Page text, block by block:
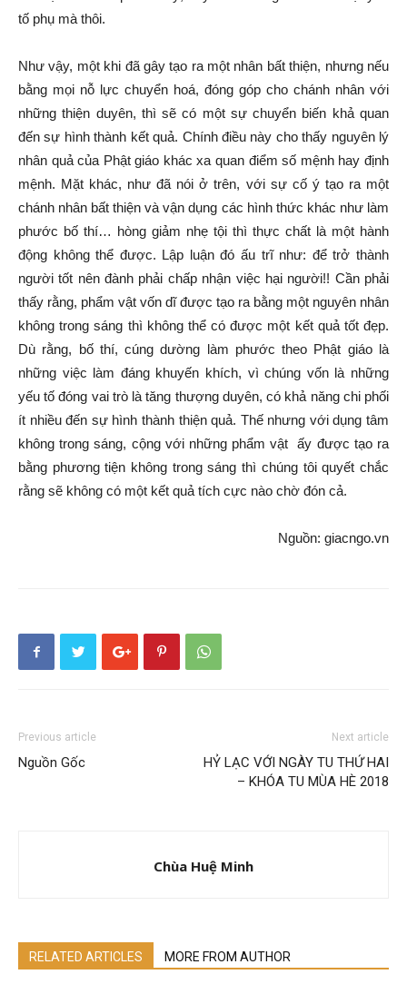
tố phụ mà thôi.
Như vậy, một khi đã gây tạo ra một nhân bất thiện, nhưng nếu
bằng mọi nỗ lực chuyển hoá, đóng góp cho chánh nhân với
những thiện duyên, thì sẽ có một sự chuyển biến khả quan
đến sự hình thành kết quả. Chính điều này cho thấy nguyên lý
nhân quả của Phật giáo khác xa quan điểm số mệnh hay định
mệnh. Mặt khác, như đã nói ở trên, với sự cố ý tạo ra một
chánh nhân bất thiện và vận dụng các hình thức khác như làm
phước bố thí… hòng giảm nhẹ tội thì thực chất là một hành
động không thể được. Lập luận đó ấu trĩ như: để trở thành
người tốt nên đành phải chấp nhận việc hại người!! Cần phải
thấy rằng, phẩm vật vốn dĩ được tạo ra bằng một nguyên nhân
không trong sáng thì không thể có được một kết quả tốt đẹp.
Dù rằng, bố thí, cúng dường làm phước theo Phật giáo là
những việc làm đáng khuyến khích, vì chúng vốn là những
yếu tố đóng vai trò là tăng thượng duyên, có khả năng chi phối
ít nhiều đến sự hình thành thiện quả. Thế nhưng với dụng tâm
không trong sáng, cộng với những phẩm vật ấy được tạo ra
bằng phương tiện không trong sáng thì chúng tôi quyết chắc
rằng sẽ không có một kết quả tích cực nào chờ đón cả.
Nguồn: giacngo.vn
Previous article
Nguồn Gốc
Next article
HỶ LẠC VỚI NGÀY TU THỨ HAI
– KHÓA TU MÙA HÈ 2018
Chùa Huệ Minh
RELATED ARTICLES MORE FROM AUTHOR